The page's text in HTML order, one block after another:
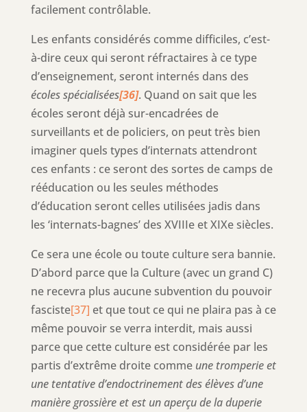
facilement contrôlable.
Les enfants considérés comme difficiles, c’est-
à-dire ceux qui seront réfractaires à ce type
d’enseignement, seront internés dans des
écoles spécialisées[36]. Quand on sait que les
écoles seront déjà sur-encadrées de
surveillants et de policiers, on peut très bien
imaginer quels types d’internats attendront
ces enfants : ce seront des sortes de camps de
rééducation ou les seules méthodes
d’éducation seront celles utilisées jadis dans
les ‘internats-bagnes’ des XVIIIe et XIXe siècles.
Ce sera une école ou toute culture sera bannie.
D’abord parce que la Culture (avec un grand C)
ne recevra plus aucune subvention du pouvoir
fasciste[37] et que tout ce qui ne plaira pas à ce
même pouvoir se verra interdit, mais aussi
parce que cette culture est considérée par les
partis d’extrême droite comme une tromperie et
une tentative d’endoctrinement des élèves d’une
manière grossière et est un aperçu de la duperie